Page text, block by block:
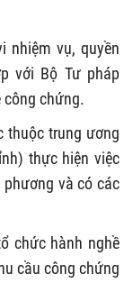
nhiệm vụ, quyền
với Bộ Tư pháp
công chứng.
thuộc trung ương
thực hiện việc
và có các
chức hành nghề
cầu công chứng